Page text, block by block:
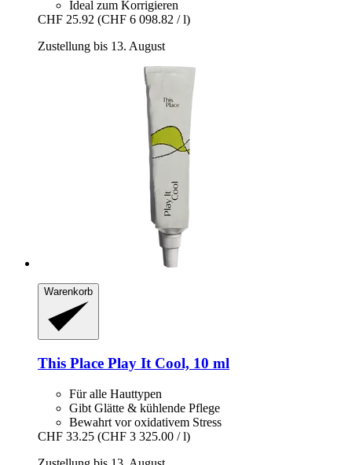
Ideal zum Korrigieren
CHF 25.92 (CHF 6 098.82 / l)
Zustellung bis 13. August
Warenkorb
This Place Play It Cool, 10 ml
Für alle Hauttypen
Gibt Glätte & kühlende Pflege
Bewahrt vor oxidativem Stress
CHF 33.25 (CHF 3 325.00 / l)